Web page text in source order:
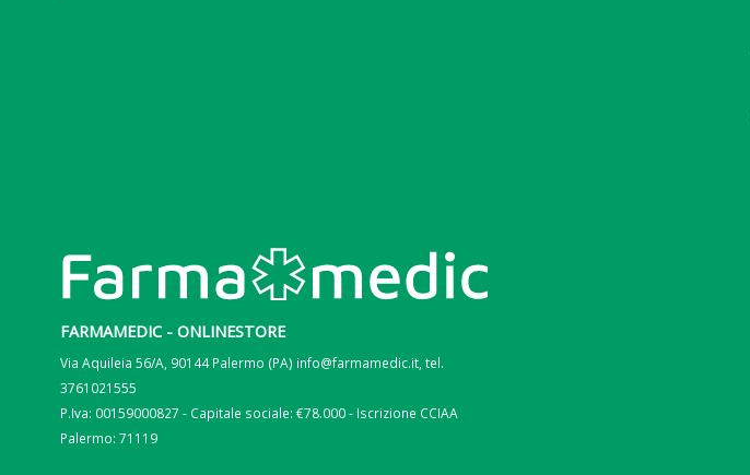
FARMAMEDIC - ONLINESTORE
Via Aquileia 56/A, 90144 Palermo (PA) info@farmamedic.it, tel.
3761021555
P.Iva: 00159000827 - Capitale sociale: €78.000 - Iscrizione CCIAA
Palermo: 71119